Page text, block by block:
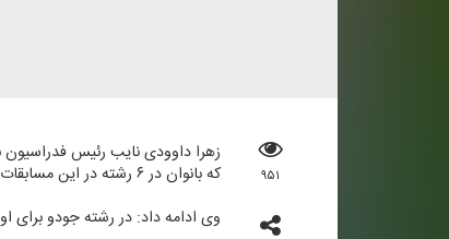
۹۵۱
زهرا داوودی نایب رئیس فدراسیون
كه بانوان در ۶ رشته در این مسابقات شركت می‌كنند كه شامل رشته‌های تكواندو، بدمینتون، تنیس روی میز، دوومیدانی، شطرنج و جودو است.
وی ادامه داد: در رشته جودو برای